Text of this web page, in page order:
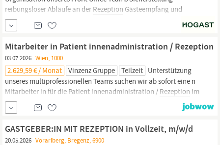
reibungsloser Abläufe an der Rezeption Gästeempfang und
Betreuung vom Check-in bis zum Check-out Koordination von
Reservierungen, Gästekorrespondenz und Angeboten Feedback-
und professionelles Reklamationsmanagement Führung,
Motivation und Weiterentwicklung des Teams Enge
Mitarbeiter in Patient innenadministration / Rezeption
03.07.2026 Wien, 1000
2.629,59 € / Monat Vinzenz Gruppe Teilzeit Unterstützung
unseres multiprofessionellen Teams suchen wir ab sofort eine n
Mitarbeiter in für die Patient innenadministration / Rezeption im
Ausmaß von 20 – 25 Wochenstunden für unseren Standort in
Wien. Ihr Aufgabengebiet erste Ansprechperson bei telefonischen
Anfragen Terminkoordination für unsere ambulanten Patient
innen administrative und...
GASTGEBER:IN MIT REZEPTION in Vollzeit, m/w/d
20.05.2026 Vorarlberg, Bregenz, 6900